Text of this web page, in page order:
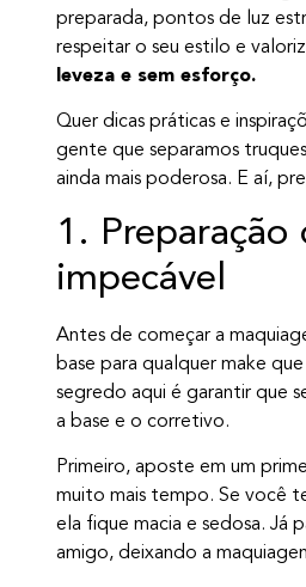
preparada, pontos de luz
respeitar o seu estilo e
leveza e sem esforço.
Quer dicas práticas e
gente que separamos
ainda mais poderosa. E aí,
1.
impecável
Antes de começar a
base para qualquer make
segredo aqui é garantir que
a base e o corretivo.
Primeiro, aposte em um
muito mais tempo. Se você
ela fique macia e sedosa. Já
amigo, deixando a